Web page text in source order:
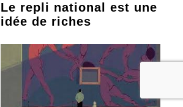
Le repli national est une
idée de riches